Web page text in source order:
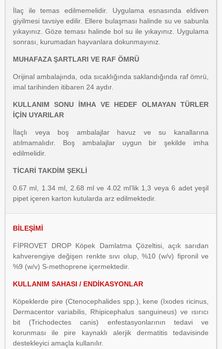
İlaç ile temas edilmemelidir. Uygulama esnasında eldiven
giyilmesi tavsiye edilir. Ellere bulaşması halinde su ve sabunla
yıkayınız. Göze teması halinde bol su ile yıkayınız. Uygulama
sonrası, kurumadan hayvanlara dokunmayınız.
MUHAFAZA ŞARTLARI VE RAF ÖMRÜ
Orijinal ambalajında, oda sıcaklığında saklandığında raf ömrü,
imal tarihinden itibaren 24 aydır.
KULLANIM SONU İMHA VE HEDEF OLMAYAN TÜRLER
İÇİN UYARILAR
İlaçlı veya boş ambalajlar havuz ve su kanallarına
atılmamalıdır. Boş ambalajlar uygun bir şekilde imha
edilmelidir.
TİCARİ TAKDİM ŞEKLİ
0.67 ml, 1.34 ml, 2.68 ml ve 4.02 ml’lik 1,3 veya 6 adet yeşil
pipet içeren karton kutularda arz edilmektedir.
BİLEŞİMİ
FİPROVET DROP Köpek Damlatma Çözeltisi, açık sarıdan
kahverengiye değişen renkte sıvı olup, %10 (w/v) fipronil ve
%9 (w/v) S-methoprene içermektedir.
KULLANIM SAHASI / ENDİKASYONLAR
Köpeklerde pire (Ctenocephalides spp.), kene (Ixodes ricinus,
Dermacentor variabilis, Rhipicephalus sanguineus) ve ısırıcı
bit (Trichodectes canis) enfestasyonlarının tedavi ve
korunması ile pire kaynaklı alerjik dermatitis tedavisinde
destekleyici amaçla kullanılır.